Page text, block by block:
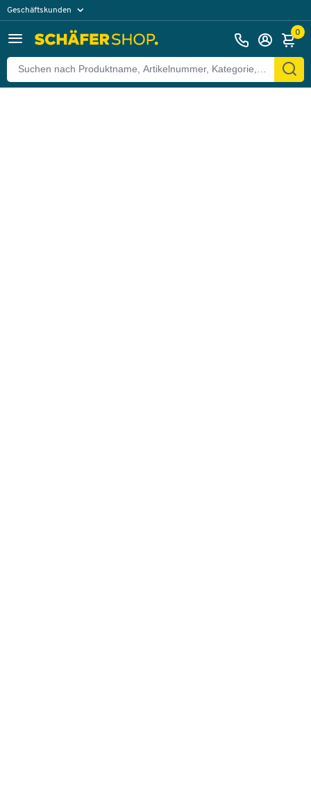
Geschäftskunden
0
Zurück